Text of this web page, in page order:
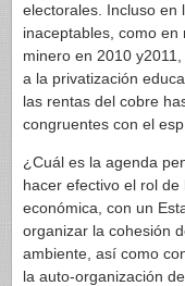
electorales. Incluso en
inaceptables, como
minero en 2010
a la privatización
las rentas del cobre
congruentes con el
¿Cuál es la agenda
hacer efectivo el rol
económica, con un
organizar la cohesión
ambiente, así como
la auto-organización